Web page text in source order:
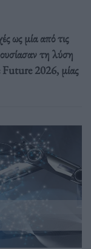
ως μία από τις
τη λύση
2026, μίας